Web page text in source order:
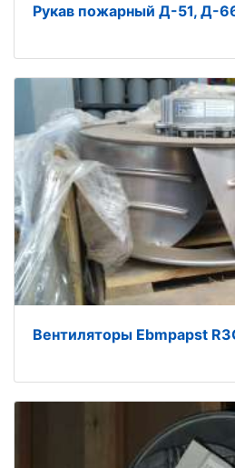
Рукав пожарный Д-51, Д-
Вентиляторы Ebmpapst